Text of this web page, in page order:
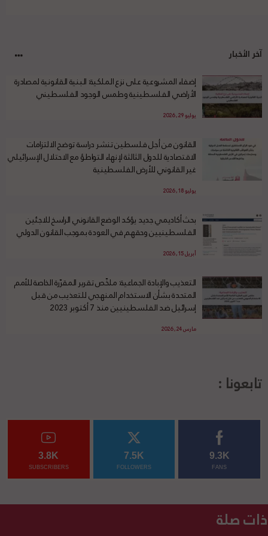
آخر الأخبار
إضفاء المشروعية على نزع الملكية: البنية القانونية لمصادرة
الأراضي الفلسطينية وطمس الوجود الفلسطيني
يوليو 29, 2026
القانون من أجل فلسطين تنشر دراسة توضح الالتزامات
الاقتصادية للدول الثالثة لإنهاء التواطؤ مع الاحتلال الإسرائيلي
غير القانوني للأرض الفلسطينية
يوليو 18, 2026
بحث أكاديمي جديد يؤكد الوضع القانوني الراسخ للاجئين
الفلسطينيين وحقهم في العودة بموجب القانون الدولي
أبريل 15, 2026
التعذيب والإبادة الجماعية: ملخّص تقرير المقرّرة الخاصة للأمم
المتحدة بشأن الاستخدام المنهجي للتعذيب من قبل
إسرائيل ضد الفلسطينيين منذ 7 أكتوبر 2023
مارس 24, 2026
تابعونا :
9.3K
FANS
7.5K
FOLLOWERS
3.8K
SUBSCRIBERS
ذات صلة